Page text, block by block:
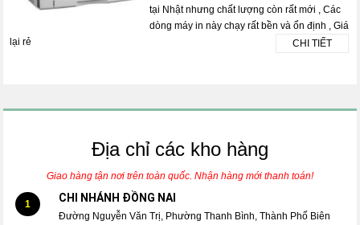
tại Nhật nhưng chất lượng còn rất mới , Các
dòng máy in này chạy rất bền và ổn định , Giá
lại rẻ
CHI TIẾT
Địa chỉ các kho hàng
Giao hàng tận nơi trên toàn quốc. Nhận hàng mới thanh toán!
1 CHI NHÁNH ĐỒNG NAI
Đường Nguyễn Văn Trị, Phường Thanh Bình, Thành Phố Biên